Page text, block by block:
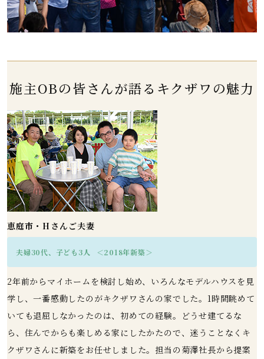
施主OBの皆さんが語る キクザワの魅力
恵庭市・Hさんご夫妻
夫婦30代、子ども3人 ＜2018年新築＞
2年前からマイホームを検討し始め、いろんなモデルハウスを見
学し、一番感動したのがキクザワさんの家でした。1時間眺めて
いても退屈しなかったのは、初めての経験。どうせ建てるな
ら、住んでからも楽しめる家にしたかたので、迷うことなくキ
クザワさんに新築をお任せしました。担当の菊澤社長から提案